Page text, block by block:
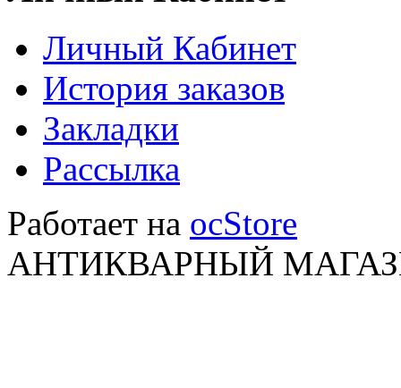
Личный Кабинет
История заказов
Закладки
Рассылка
Работает на ocStore
АНТИКВАРНЫЙ